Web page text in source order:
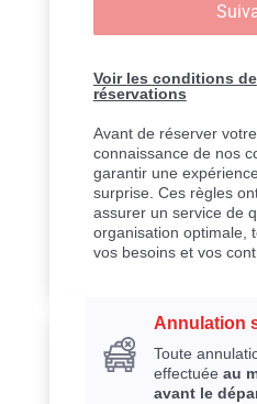
Voir les conditions de
réservations
Avant de réserver
connaissance de nos
garantir une
surprise. Ces règles
assurer un service de
organisation optimale,
vos besoins et vos
Annulation
Toute
effectuée au
avant le